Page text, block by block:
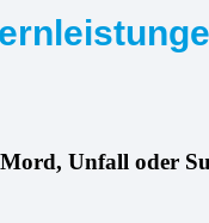
Unfall oder